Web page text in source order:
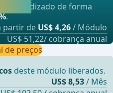
aprendizado de forma
.
partir de US$ 4,26/ Módulo
US$ 51,22/ cobrança anual
de preços
deste módulo liberados.
US$ 8,53/ Mês